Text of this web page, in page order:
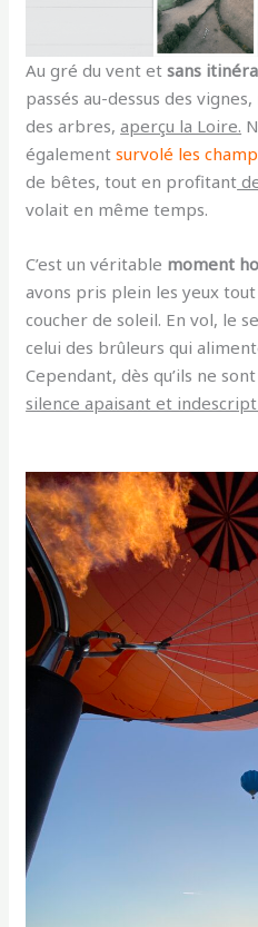
Au gré du vent etsans
passés au-dessus des
des arbres,aperçu la Loire.
égalementsurvolé les
de bêtes, tout en profitant
volait en même temps.
C’est un véritable moment
avons pris plein les yeux
coucher de soleil. En vol, le
celui des brûleurs qui
Cependant, dès qu’ils ne
silence apaisant et